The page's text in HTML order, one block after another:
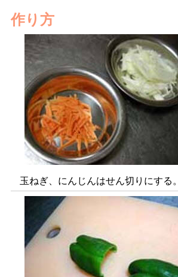
作り方
玉ねぎ、にんじんはせん切りにする。